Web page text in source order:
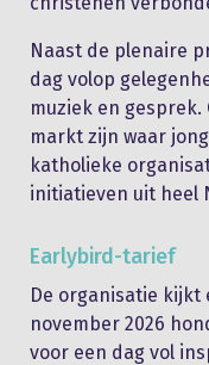
Naast de plenaire
dag volop
muziek en gesprek.
markt zijn waar
katholieke
initiatieven uit heel
Earlybird-tarief
De organisatie kijkt
november 2026
voor een dag vol